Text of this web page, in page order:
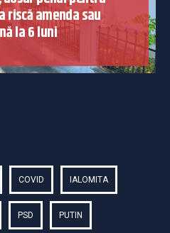
riscă amenda sau
la 6 luni
COVID IALOMITA
PSD PUTIN